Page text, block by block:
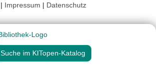
| Impressum | Datenschutz
Suche im KITopen-Katalog